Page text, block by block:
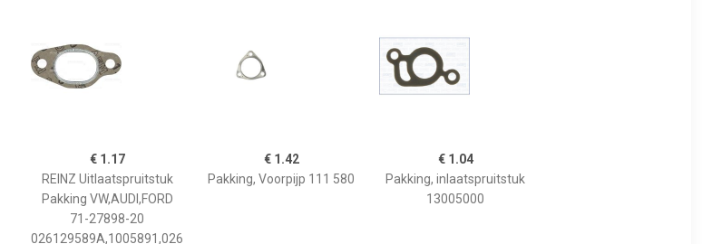
€ 1.17
REINZ Uitlaatspruitstuk
Pakking VW,AUDI,FORD
71-27898-20
026129589A,1005891,026
€ 1.42
Pakking, Voorpijp 111 580
€ 1.04
Pakking, inlaatspruitstuk
13005000